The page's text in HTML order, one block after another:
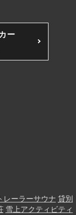
ー
レーラーサウナ 貸別
雪上アクティビティ